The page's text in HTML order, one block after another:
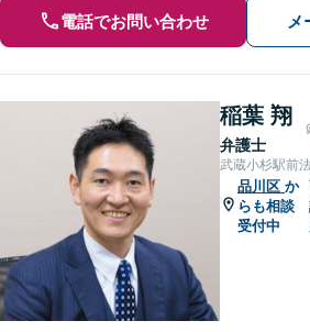
電話でお問い合わせ メ
稲葉 翔
弁護士
武蔵小杉駅前
品川区 か
らも相談
受付中